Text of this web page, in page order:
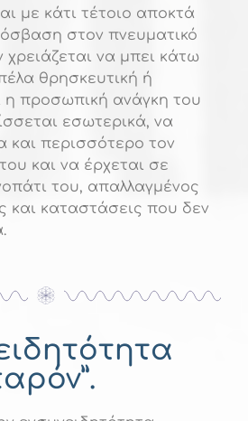
με κάτι τέτοιο αποκτά
στον πνευματικό
χρειάζεται να μπει κάτω
θρησκευτική ή
η προσωπική ανάγκη του
εσωτερικά, να
και περισσότερο τον
και να έρχεται σε
του, απαλλαγμένος
και καταστάσεις που δεν